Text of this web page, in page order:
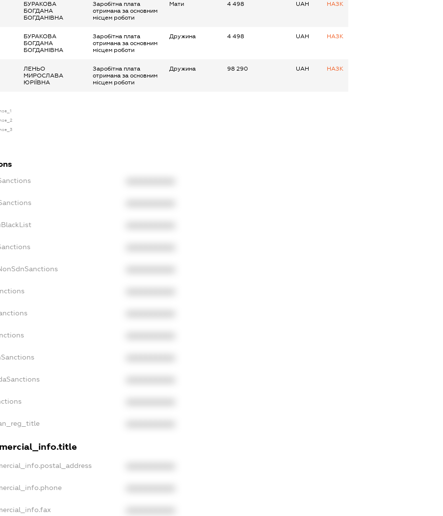
БУРАКОВА
БОГДАНА
БОГДАНІВНА
Заробітна плата
отримана за основним
місцем роботи
Мати 4 498 UAH НАЗК
БУРАКОВА
БОГДАНА
БОГДАНІВНА
Заробітна плата
отримана за основним
місцем роботи
Дружина 4 498 UAH НАЗК
ЛЕНЬО
МИРОСЛАВА
ЮРІЇВНА
Заробітна плата
отримана за основним
місцем роботи
Дружина 98 290 UAH НАЗК